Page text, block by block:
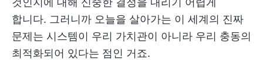
합니다. 그러니까 오늘을 살아가는 이 세계의 진짜
문제는 시스템이 우리 가치관이 아니라 우리 충동의
최적화되어 있다는 점인 거죠.